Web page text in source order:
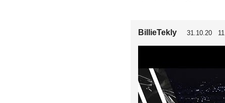
BillieTekly 31.10.20